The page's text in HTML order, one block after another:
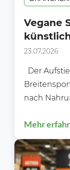
Vegane
am
23.07.2026
Der
nach
Mehr